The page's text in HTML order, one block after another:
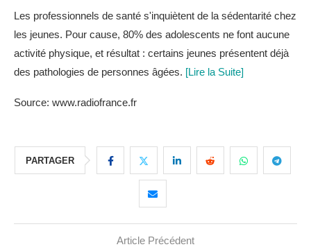
Les professionnels de santé s'inquiètent de la sédentarité chez
les jeunes. Pour cause, 80% des adolescents ne font aucune
activité physique, et résultat : certains jeunes présentent déjà
des pathologies de personnes âgées. [Lire la Suite]
Source: www.radiofrance.fr
PARTAGER
Article Précédent